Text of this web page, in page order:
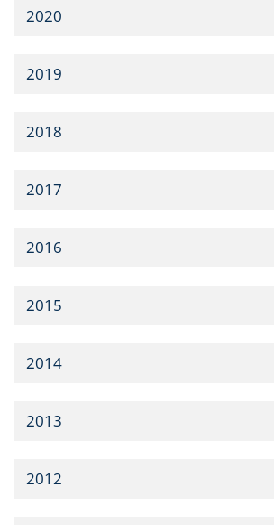
2020
2019
2018
2017
2016
2015
2014
2013
2012